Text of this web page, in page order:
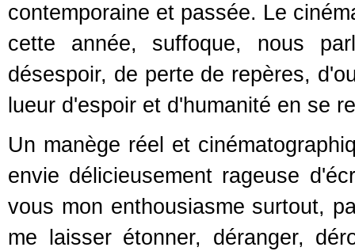
contemporaine et passée. Le
cette année, suffoque, nous
désespoir, de perte de repères,
lueur d'espoir et d'humanité en se
Un manège réel et
envie délicieusement rageuse
vous mon enthousiasme surtout,
me laisser étonner, déranger,